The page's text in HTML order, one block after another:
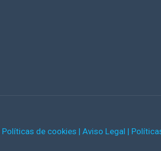
Políticas de cookies | Aviso Legal |